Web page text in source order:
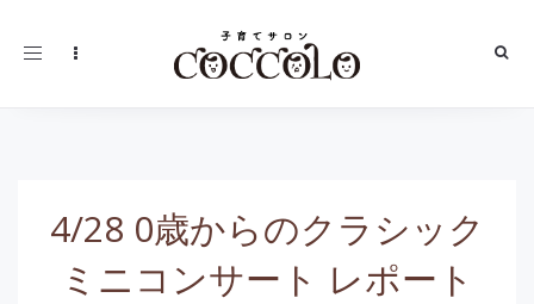
Toggle
4/28 0歳からのクラシック
ミニコンサート レポート